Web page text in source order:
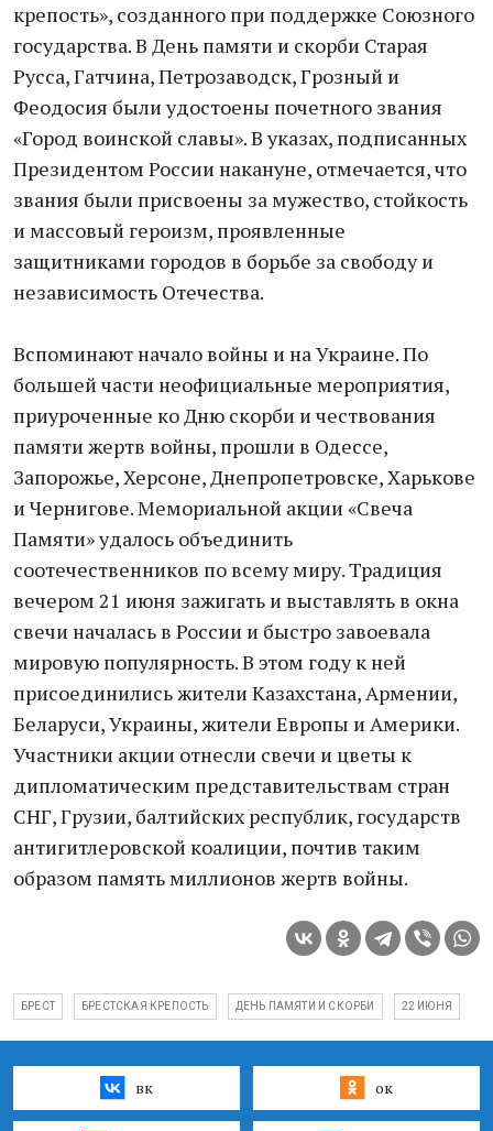
крепость», созданного при поддержке Союзного
государства. В День памяти и скорби Старая
Русса, Гатчина, Петрозаводск, Грозный и
Феодосия были удостоены почетного звания
«Город воинской славы». В указах, подписанных
Президентом России накануне, отмечается, что
звания были присвоены за мужество, стойкость
и массовый героизм, проявленные
защитниками городов в борьбе за свободу и
независимость Отечества.
Вспоминают начало войны и на Украине. По
большей части неофициальные мероприятия,
приуроченные ко Дню скорби и чествования
памяти жертв войны, прошли в Одессе,
Запорожье, Херсоне, Днепропетровске, Харькове
и Чернигове. Мемориальной акции «Свеча
Памяти» удалось объединить
соотечественников по всему миру. Традиция
вечером 21 июня зажигать и выставлять в окна
свечи началась в России и быстро завоевала
мировую популярность. В этом году к ней
присоединились жители Казахстана, Армении,
Беларуси, Украины, жители Европы и Америки.
Участники акции отнесли свечи и цветы к
дипломатическим представительствам стран
СНГ, Грузии, балтийских республик, государств
антигитлеровской коалиции, почтив таким
образом память миллионов жертв войны.
БРЕСТ БРЕСТСКАЯ КРЕПОСТЬ ДЕНЬ ПАМЯТИ И СКОРБИ 22 ИЮНЯ
вк ок